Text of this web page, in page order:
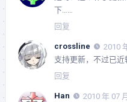
下……
回复
crossline
2010
支持更新，不过已
回复
Han 2010 年 07